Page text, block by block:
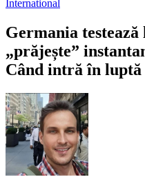
International
Germania
„prăjește”
Când intră în luptă